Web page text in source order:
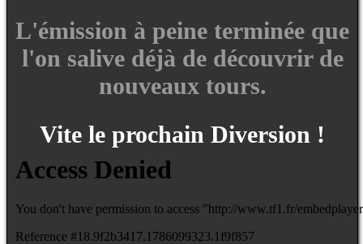
L'émission à peine terminée que
l'on salive déjà de découvrir de
nouveaux tours.
Vite le prochain Diversion !